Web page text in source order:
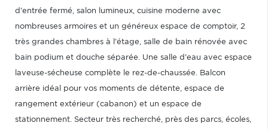
d'entrée fermé, salon lumineux, cuisine moderne avec
nombreuses armoires et un généreux espace de comptoir, 2
très grandes chambres à l'étage, salle de bain rénovée avec
bain podium et douche séparée. Une salle d'eau avec espace
laveuse-sécheuse complète le rez-de-chaussée. Balcon
arrière idéal pour vos moments de détente, espace de
rangement extérieur (cabanon) et un espace de
stationnement. Secteur très recherché, près des parcs, écoles,